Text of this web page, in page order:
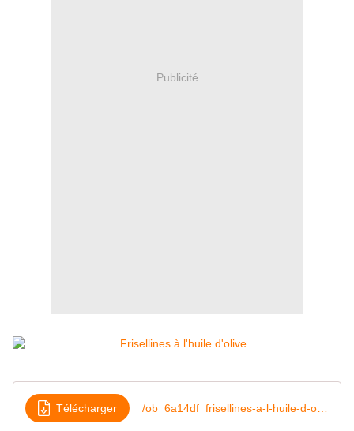
Publicité
Télécharger